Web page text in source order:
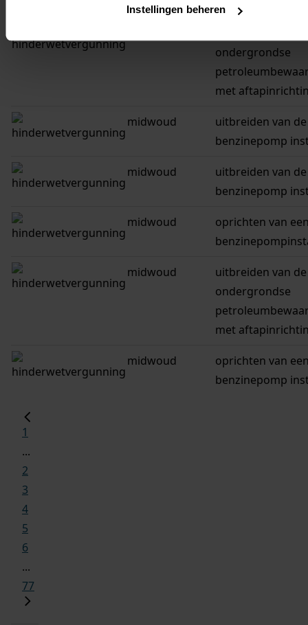
Instellingen beheren
ondergrondse
met
midwoud
uitbreiden van de
benzinepomp
midwoud
uitbreiden van de
benzinepomp
midwoud
oprichten van
midwoud
uitbreiden van de
ondergrondse
met
midwoud
oprichten van
benzinepomp
1
...
2
3
4
5
6
...
77